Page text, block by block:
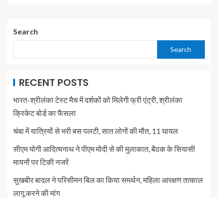
Search
Search
RECENT POSTS
भारत-श्रीलंका टेस्ट मैच में दर्शकों को मिलेगी फ्री एंट्री, श्रीलंका
क्रिकेट बोर्ड का फैसला
चंबा में यात्रियों से भरी बस पलटी, सात लोगों की मौत, 11 घायल
सीएम योगी आदित्यनाथ ने पीएम मोदी से की मुलाकात, बैठक के सियासी
मायनों पर टिकी नजरें
सुखबीर बादल ने परिसीमन बिल का किया समर्थन, महिला आरक्षण तत्काल
लागू करने की मांग